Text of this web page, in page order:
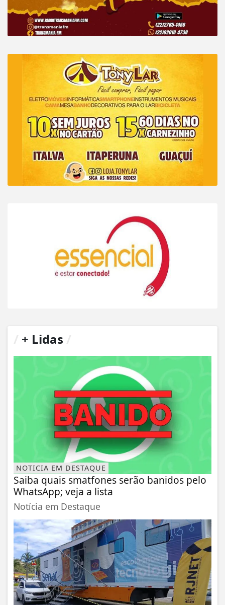
+ Lidas
NOTICIA EM DESTAQUE
Saiba quais smatfones serão banidos pelo
WhatsApp; veja a lista
Notícia em Destaque